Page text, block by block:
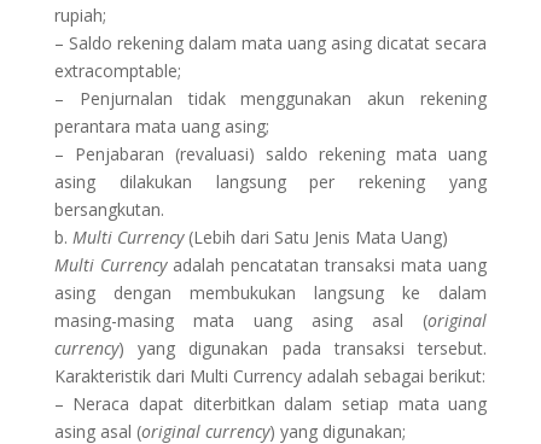
rupiah;
– Saldo rekening dalam mata uang asing dicatat secara
extracomptable;
– Penjurnalan tidak menggunakan akun rekening
perantara mata uang asing;
– Penjabaran (revaluasi) saldo rekening mata uang
asing dilakukan langsung per rekening yang
bersangkutan.
b. Multi Currency(Lebih dari Satu Jenis Mata Uang)
Multi Currencyadalah pencatatan transaksi mata uang
asing dengan membukukan langsung ke dalam
masing-masing mata uang asing asal (original
currency) yang digunakan pada transaksi tersebut.
Karakteristik dari Multi Currency adalah sebagai berikut:
– Neraca dapat diterbitkan dalam setiap mata uang
asing asal (original currency) yang digunakan;